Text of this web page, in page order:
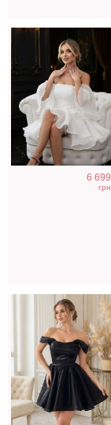
6 699
грн
Короткое черное
нарядное
короткое платье